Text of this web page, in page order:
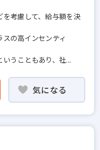
考慮して、給与額を決
スの高インセンティ
うこともあり、社...
気になる